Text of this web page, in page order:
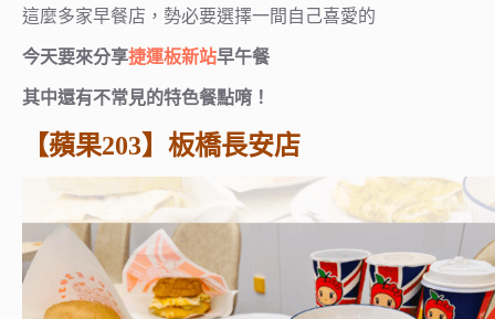
這麼多家早餐店，勢必要選擇一間自己喜愛的
今天要來分享捷運板新站早午餐
其中還有不常見的特色餐點唷！
【蘋果203】 板橋長安店